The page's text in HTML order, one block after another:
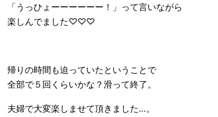
「うっひょーーーーーー！」って言いながら
楽しんでました♡♡♡
帰りの時間も迫っていたということで
全部で５回くらいかな？滑って終了。
夫婦で大変楽しませて頂きました…。